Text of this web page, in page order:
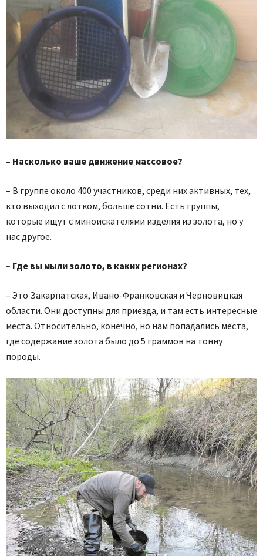
– Насколько ваше движение массовое?
– В группе около 400 участников, среди них активных, тех,
кто выходил с лотком, больше сотни. Есть группы,
которые ищут с миноискателями изделия из золота, но у
нас другое.
– Где вы мыли золото, в каких регионах?
– Это Закарпатская, Ивано-Франковская и Черновицкая
области. Они доступны для приезда, и там есть интересные
места. Относительно, конечно, но нам попадались места,
где содержание золота было до 5 граммов на тонну
породы.